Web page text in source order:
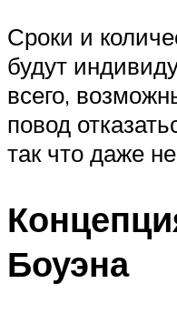
Сроки и
будут
всего,
повод
так что даже
Боуэна